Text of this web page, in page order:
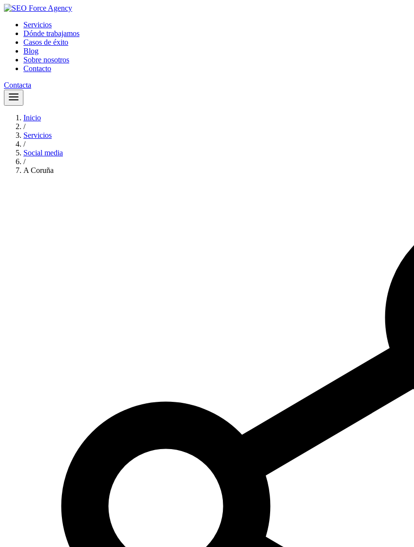
Servicios
Dónde trabajamos
Casos de éxito
Blog
Sobre nosotros
Contacto
Contacta
Inicio
/
Servicios
/
Social media
/
A Coruña